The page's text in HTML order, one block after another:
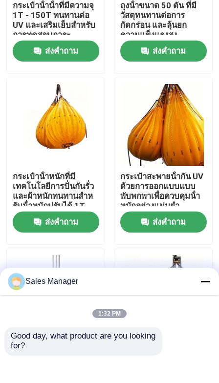
ผลิตภัณฑ์
เกี่ยวกับเรา
ทัวร์โรงงาน
ควบคุมคุณภาพ
ขออ้าง
ถุงลมนิรภัยยางทางทะเล
กระเป๋าอากาศสําหรับการกู้ภัยทางทะเล
กระเป๋าน้ําน้ําที่มีความจุ
1T - 150T ทนทานต่อ
UV และเสริมเย็บสําหรับ
การทดสอบภาระ
อุตสาหกรรม
ส่งคำถาม
ถุงน้ําขนาด 50 ตัน ที่มี
วัสดุทนทานต่อการ
กัดกร่อน และลุ้นยก
ความแข็งแรงสูง
ส่งคำถาม
กระเป๋าน้ําหนักที่มี
เทคโนโลยีการปั่นกันรั่ว
และผ้าหนักทนทานสําห
รับน้ําหนักปรับได้ 1T-
150T
ส่งคำถาม
กระเป๋าสะพายน้ํากัน UV
ด้วยการออกแบบแบบ
พับพกพาเพื่อควบคุมน้ํา
หนักอย่างแม่นยํา
ส่งคำถาม
กระเป๋าน้ําหนัก PVC
Sales Manager
1:32 PM
Good day, what product are you looking
for?